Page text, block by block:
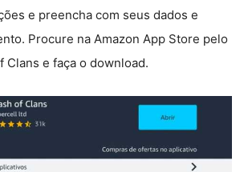
e preencha com seus dados e
Procure na Amazon App Store pelo
Clans e faça o download.